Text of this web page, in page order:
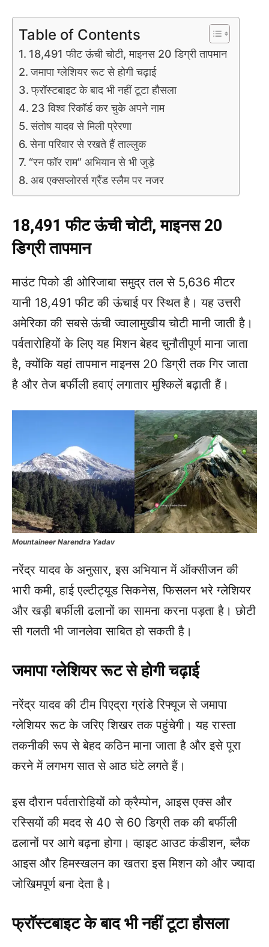
Table of Contents
18,491 फीट ऊंची चोटी, माइनस 20 डिग्री तापमान
जमापा ग्लेशियर रूट से होगी चढ़ाई
फ्रॉस्टबाइट के बाद भी नहीं टूटा हौसला
23 विश्व रिकॉर्ड कर चुके अपने नाम
संतोष यादव से मिली प्रेरणा
सेना परिवार से रखते हैं ताल्लुक
“रन फॉर राम” अभियान से भी जुड़े
अब एक्सप्लोरर्स ग्रैंड स्लैम पर नजर
18,491 फीट ऊंची चोटी, माइनस 20
डिग्री तापमान
माउंट पिको डी ओरिजाबा समुद्र तल से 5,636 मीटर
यानी 18,491 फीट की ऊंचाई पर स्थित है। यह उत्तरी
अमेरिका की सबसे ऊंची ज्वालामुखीय चोटी मानी जाती है।
पर्वतारोहियों के लिए यह मिशन बेहद चुनौतीपूर्ण माना जाता
है, क्योंकि यहां तापमान माइनस 20 डिग्री तक गिर जाता
है और तेज बर्फीली हवाएं लगातार मुश्किलें बढ़ाती हैं।
Mountaineer Narendra Yadav
नरेंद्र यादव के अनुसार, इस अभियान में ऑक्सीजन की
भारी कमी, हाई एल्टीट्यूड सिकनेस, फिसलन भरे ग्लेशियर
और खड़ी बर्फीली ढलानों का सामना करना पड़ता है। छोटी
सी गलती भी जानलेवा साबित हो सकती है।
जमापा ग्लेशियर रूट से होगी चढ़ाई
नरेंद्र यादव की टीम पिएद्रा ग्रांडे रिफ्यूज से जमापा
ग्लेशियर रूट के जरिए शिखर तक पहुंचेगी। यह रास्ता
तकनीकी रूप से बेहद कठिन माना जाता है और इसे पूरा
करने में लगभग सात से आठ घंटे लगते हैं।
इस दौरान पर्वतारोहियों को क्रैम्पोन, आइस एक्स और
रस्सियों की मदद से 40 से 60 डिग्री तक की बर्फीली
ढलानों पर आगे बढ़ना होगा। व्हाइट आउट कंडीशन, ब्लैक
आइस और हिमस्खलन का खतरा इस मिशन को और ज्यादा
जोखिमपूर्ण बना देता है।
फ्रॉस्टबाइट के बाद भी नहीं टूटा हौसला